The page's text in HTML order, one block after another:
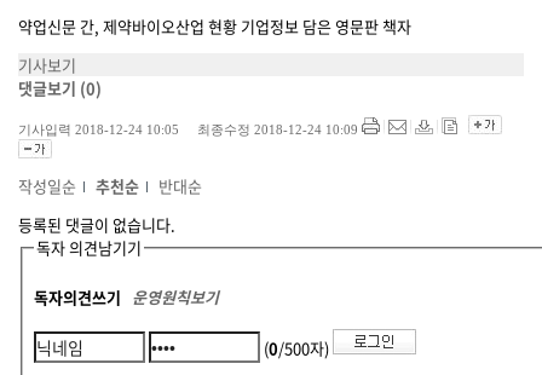
약업신문 간, 제약바이오산업 현황 기업정보 담은 영문판 책자
기사보기
댓글보기 (0)
기사입력 2018-12-24 10:05 최종수정 2018-12-24 10:09
작성일순 추천순
반대순
등록된 댓글이 없습니다.
독자 의견남기기
독자의견쓰기 운영원칙보기
(0/500자)